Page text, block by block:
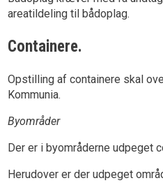
areatildeling til bådoplag.
Containere.
Opstilling af containere skal
Kommunia.
Byområder
Der er i byområderne udpeget
Herudover er der udpeget